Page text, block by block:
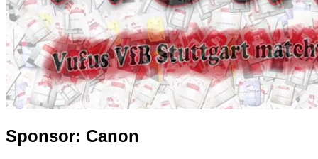
Sponsor: Canon